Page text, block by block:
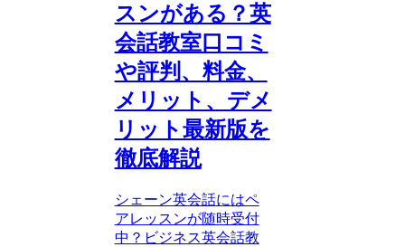
スンがある？英
会話教室口コミ
や評判、料金、
メリット、デメ
リット最新版を
徹底解説
シェーン英会話にはペ
アレッスンが随時受付
中？ビジネス英会話教